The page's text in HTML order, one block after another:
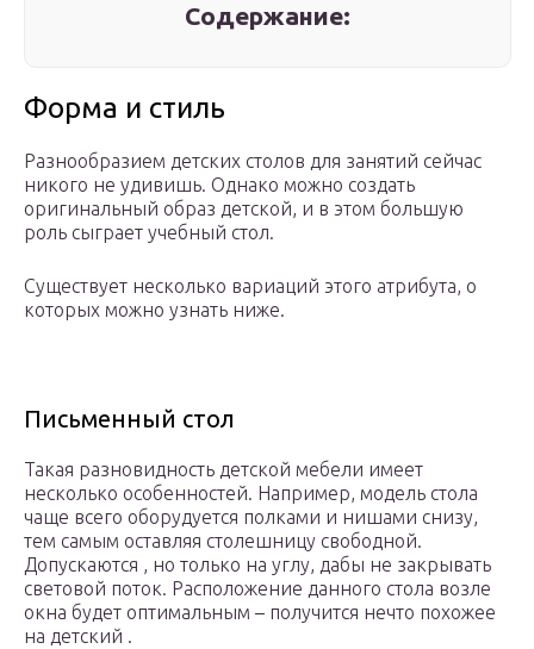
Содержание:
Форма и стиль
Разнообразием детских столов для занятий сейчас
никого не удивишь. Однако можно создать
оригинальный образ детской, и в этом большую
роль сыграет учебный стол.
Существует несколько вариаций этого атрибута, о
которых можно узнать ниже.
Письменный стол
Такая разновидность детской мебели имеет
несколько особенностей. Например, модель стола
чаще всего оборудуется полками и нишами снизу,
тем самым оставляя столешницу свободной.
Допускаются , но только на углу, дабы не закрывать
световой поток. Расположение данного стола возле
окна будет оптимальным – получится нечто похожее
на детский .